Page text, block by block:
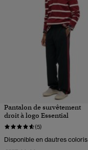
Pantalon de survêtement
droit à logo Essential
(5)
Disponible en dautres coloris